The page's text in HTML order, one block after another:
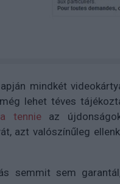
mindkét
lehet téves
tennieaz
azt valószínűleg
semmit sem